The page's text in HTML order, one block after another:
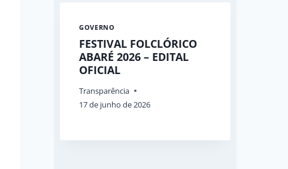
GOVERNO
FESTIVAL FOLCLÓRICO
ABARÉ 2026 – EDITAL
OFICIAL
Transparência
17 de junho de 2026